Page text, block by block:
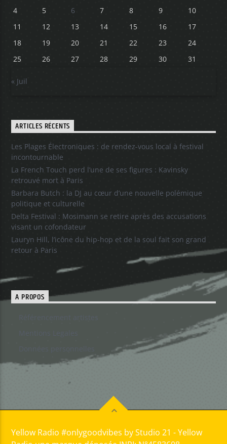
4
5 6 7 8 9
10
11
12 13 14 15 16
17
18
19 20 21 22 23
24
25
26 27 28 29 30 31
« Juil
ARTICLES RÉCENTS
Les Plages Électroniques : de rendez-vous local à festival
incontournable
La French Touch perd l’une de ses figures : Kavinsky
retrouvé mort à Paris
Barbara Butch : la DJ au cœur d’une nouvelle polémique
politique et culturelle
Delta Festival : Mosimann se retire après des accusations
visant un cofondateur
Lauryn Hill, l’icône du hip-hop et de la soul fait son grand
retour à Paris
A PROPOS
Yellow Radio #onlygoodvibes by Studio 21 - Yellow